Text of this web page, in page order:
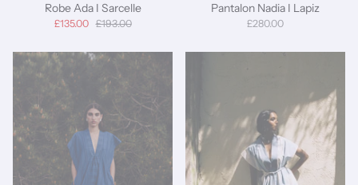
Robe Ada I Sarcelle
£135.00 £193.00
Pantalon Nadia I Lapiz
£280.00